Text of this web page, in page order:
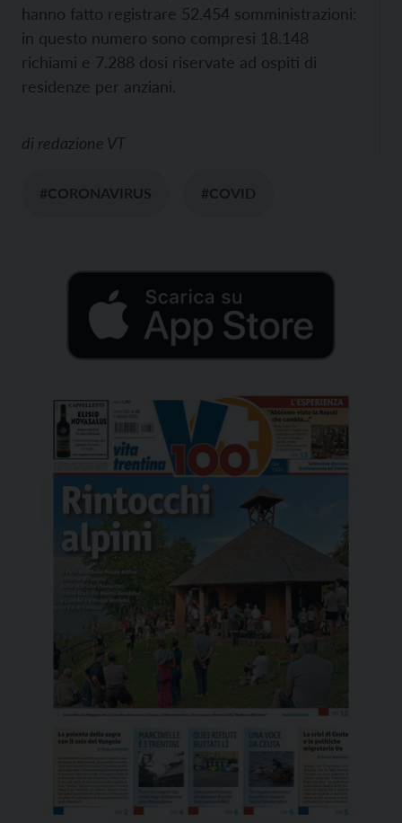
hanno fatto registrare 52.454 somministrazioni:
in questo numero sono compresi 18.148
richiami e 7.288 dosi riservate ad ospiti di
residenze per anziani.
di redazione VT
#CORONAVIRUS #COVID